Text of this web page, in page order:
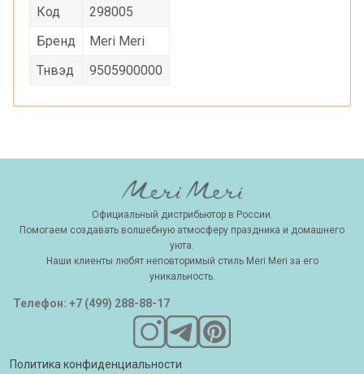
Код
298005
Бренд
Meri Meri
Тнвэд
9505900000
Официальный дистрибьютор в России.
Помогаем создавать волшебную атмосферу праздника и домашнего
уюта.
Наши клиенты любят неповторимый стиль Meri Meri за его
уникальность.
Телефон: +7 (499) 288-88-17
Политика конфиденциальности